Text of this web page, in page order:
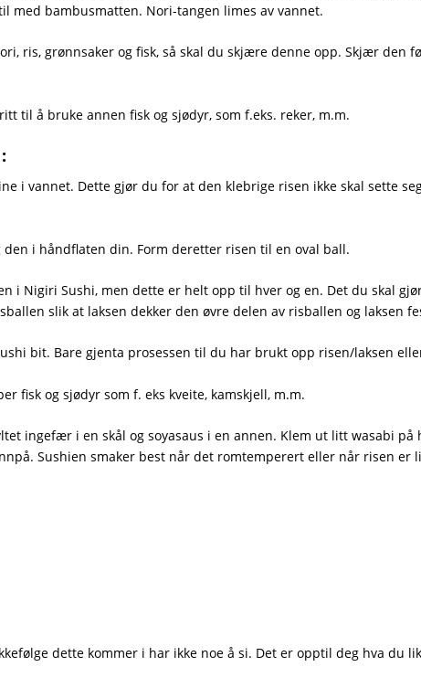
med bambusmatten. Nori-tangen limes av vannet.
ris, grønnsaker og fisk, så skal du skjære denne opp. Skjær den
til å bruke annen fisk og sjødyr, som f.eks. reker, m.m.
i vannet. Dette gjør du for at den klebrige risen ikke skal sette
i håndflaten din. Form deretter risen til en oval ball.
i Nigiri Sushi, men dette er helt opp til hver og en. Det du skal
slik at laksen dekker den øvre delen av risballen og laksen
bit. Bare gjenta prosessen til du har brukt opp risen/laksen
fisk og sjødyr som f. eks kveite, kamskjell, m.m.
ingefær i en skål og soyasaus i en annen. Klem ut litt wasabi
Sushien smaker best når det romtemperert eller når risen er
dette kommer i har ikke noe å si. Det er opptil deg hva du